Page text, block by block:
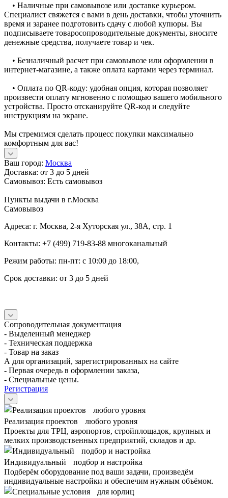
• Наличные при самовывозе или доставке курьером.
Специалист свяжется с вами в день доставки, чтобы уточнить
время и заранее подготовить сдачу с любой купюры. Вы
подписываете товаросопроводительные документы, вносите
денежные средства, получаете товар и чек.
• Безналичный расчет при самовывозе или оформлении в
интернет-магазине, а также оплата картами через терминал.
• Оплата по QR-коду: удобная опция, которая позволяет
произвести оплату мгновенно с помощью вашего мобильного
устройства. Просто отсканируйте QR-код и следуйте
инструкциям на экране.
Мы стремимся сделать процесс покупки максимально
комфортным для вас!
Ваш город: Москва
Доставка: от 3 до 5 дней
Самовывоз: Есть самовывоз
Пункты выдачи в г.Москва
Самовывоз
Адреса: г. Москва, 2-я Хуторская ул., 38А, стр. 1
Контакты: +7 (499) 719-83-88 многоканальный
Режим работы: пн-пт: с 10:00 до 18:00,
Срок доставки: от 3 до 5 дней
Сопроводительная документация
- Выделенный менеджер
- Техническая поддержка
- Товар на заказ
А для организаций, зарегистрированных на сайте
- Первая очередь в оформлении заказа,
- Специальные цены.
Регистрация
Реализация проектов любого уровня
Проекты для ТРЦ, аэропортов, стройплощадок, крупных и
мелких производственных предприятий, складов и др.
Индивидуальный подбор и настройка
Подберём оборудование под ваши задачи, произведём
индивидуальные настройки и обеспечим нужным объёмом.